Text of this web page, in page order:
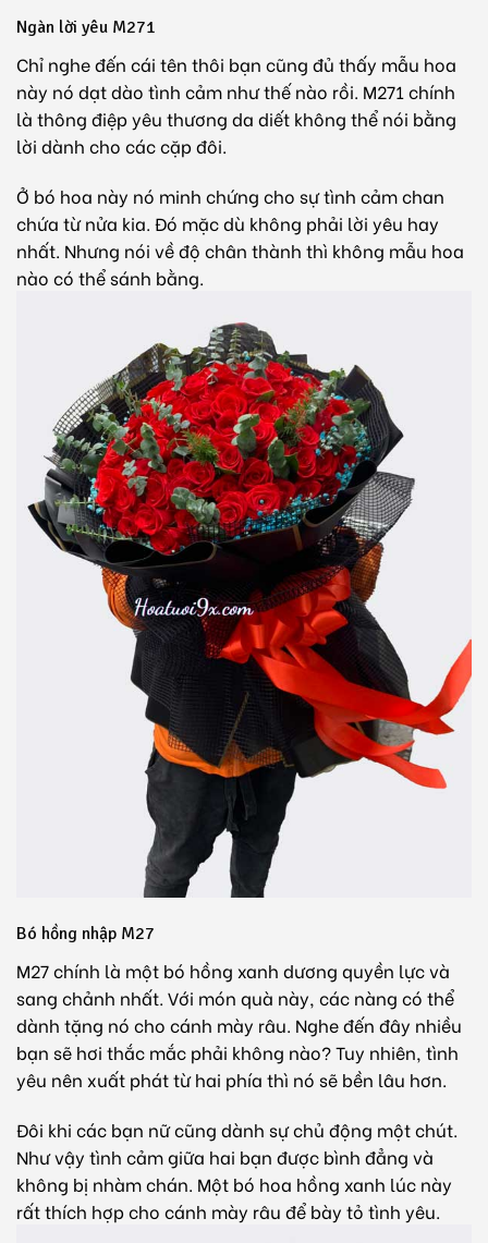
Ngàn lời yêu M271
Chỉ nghe đến cái tên thôi bạn cũng đủ thấy mẫu hoa
này nó dạt dào tình cảm như thế nào rồi. M271 chính
là thông điệp yêu thương da diết không thể nói bằng
lời dành cho các cặp đôi.
Ở bó hoa này nó minh chứng cho sự tình cảm chan
chứa từ nửa kia. Đó mặc dù không phải lời yêu hay
nhất. Nhưng nói về độ chân thành thì không mẫu hoa
nào có thể sánh bằng.
Bó hồng nhập M27
M27 chính là một bó hồng xanh dương quyền lực và
sang chảnh nhất. Với món quà này, các nàng có thể
dành tặng nó cho cánh mày râu. Nghe đến đây nhiều
bạn sẽ hơi thắc mắc phải không nào? Tuy nhiên, tình
yêu nên xuất phát từ hai phía thì nó sẽ bền lâu hơn.
Đôi khi các bạn nữ cũng dành sự chủ động một chút.
Như vậy tình cảm giữa hai bạn được bình đẳng và
không bị nhàm chán. Một bó hoa hồng xanh lúc này
rất thích hợp cho cánh mày râu để bày tỏ tình yêu.